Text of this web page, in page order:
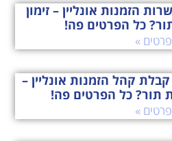
הזמנות אונליין – זימון
כל הפרטים פה!
פרטים »
קהל הזמנות אונליין –
תור? כל הפרטים פה!
פרטים »